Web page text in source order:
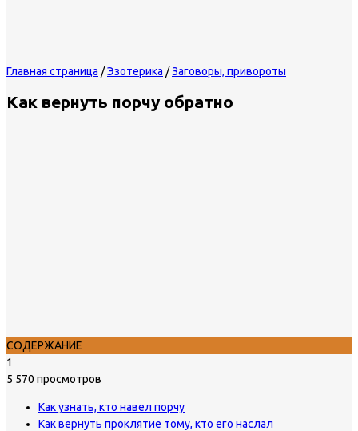
Главная страница /Эзотерика /Заговоры, привороты
Как вернуть порчу обратно
СОДЕРЖАНИЕ
1
5 570 просмотров
Как узнать, кто навел порчу
Как вернуть проклятие тому, кто его наслал